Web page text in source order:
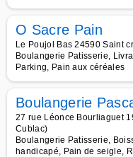
O Sacre Pain
Le Poujol Bas 24590 Saint
Boulangerie Patisserie,
Parking, Pain aux céréales
Boulangerie
27 rue Léonce Bourliaguet
Cublac)
Boulangerie Patisserie,
handicapé, Pain de seigle,